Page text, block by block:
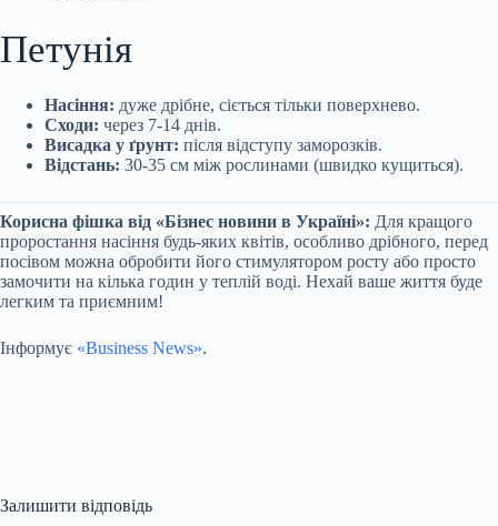
Петунія
Насіння: дуже дрібне, сіється тільки поверхнево.
Сходи: через 7-14 днів.
Висадка у ґрунт: після відступу заморозків.
Відстань: 30-35 см між рослинами (швидко кущиться).
Корисна фішка від «Бізнес новини в Україні»: Для кращого
проростання насіння будь-яких квітів, особливо дрібного, перед
посівом можна обробити його стимулятором росту або просто
замочити на кілька годин у теплій воді. Нехай ваше життя буде
легким та приємним!
Інформує «Business News».
Залишити відповідь